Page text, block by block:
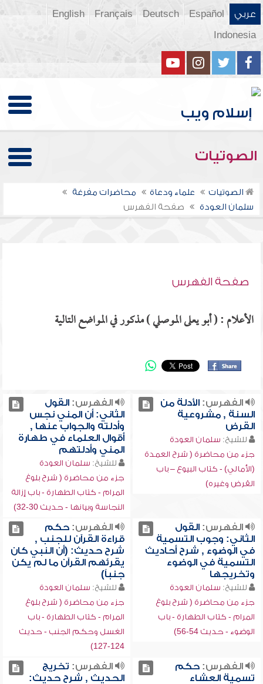
عربي Español
Deutsch
Français
English
Indonesia
الصوتيات
الصوتيات علماء ودعاة
محاضرات مفرغة
سلمان العودة
صفحة الفهرس
صفحة الفهرس
الأعلام : ( أبو يعلى الموصلي ) مذكور في المواضع التالية
الفهرس:الأدلة من
السنة , مشروعية
القرض
للشيخ: سلمان العودة
جزء من محاضرة ( شرح العمدة
(الأمالي) - كتاب البيوع – باب
القرض وغيره)
الفهرس:القول
الثاني: أن المني نجس
وأدلته والجواب عنها ,
أقوال العلماء في طهارة
المني وأدلتهم
للشيخ: سلمان العودة
جزء من محاضرة ( شرح بلوغ
المرام - كتاب الطهارة - باب إزالة
النجاسة وبيانها - حديث 30-32)
الفهرس:القول
الثاني: وجوب التسمية
في الوضوء , شرح أحاديث
التسمية في الوضوء
وتخريجها
للشيخ: سلمان العودة
جزء من محاضرة ( شرح بلوغ
المرام - كتاب الطهارة - باب
الوضوء - حديث 54-56)
الفهرس:حكم
قراءة القرآن للجنب ,
شرح حديث: (أن النبي كان
يقرئهم القرآن ما لم يكن
جنباً)
للشيخ: سلمان العودة
جزء من محاضرة ( شرح بلوغ
المرام - كتاب الطهارة - باب
الغسل وحكم الجنب - حديث
124-127)
الفهرس:حكم
تسمية العشاء
الفهرس: تخريج
الحديث , شرح حديث: